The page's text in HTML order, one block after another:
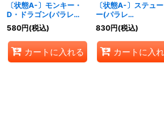
〔状態A-〕モンキー・
D・ドラゴン(パラレ
ル/illust:AKIRA
EGAWA)【SR/P】
{OP07-015}
580円(税込)
カートに入れる
〔状態A-〕ステュ
ー(パラレ
ル/illust:Koushi
Rokushiro)【SR/P】
{OP07-085}
830円(税込)
カートに入